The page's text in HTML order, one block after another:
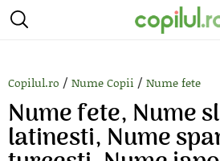
Copilul.ro / Nume Copii / Nume fete
Nume fete, Nume
latinesti, Nume